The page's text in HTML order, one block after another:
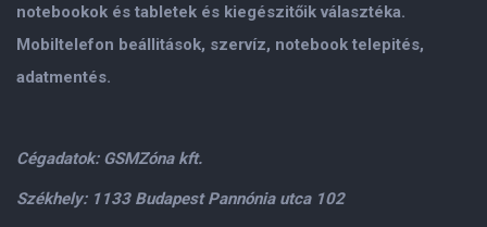
notebookok és tabletek és kiegészitőik választéka.
Mobiltelefon beállitások, szervíz, notebook telepités,
adatmentés.
Cégadatok: GSMZóna kft.
Székhely: 1133 Budapest Pannónia utca 102